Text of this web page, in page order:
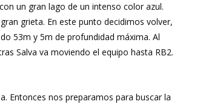
un gran lago de un intenso color azul.
grieta. En este punto decidimos volver,
53m y 5m de profundidad máxima. Al
Salva va moviendo el equipo hasta RB2.
Entonces nos preparamos para buscar la